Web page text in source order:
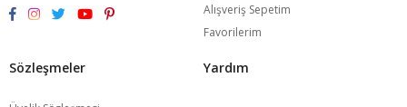
Alışveriş Sepetim
Favorilerim
Sözleşmeler Yardım